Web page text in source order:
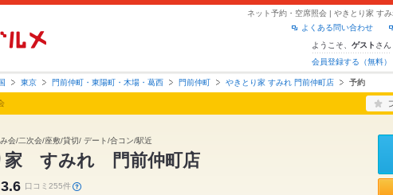
ネット予約・空席照会 | やきとり家 す
よくある問い合わせ
ようこそ、 ゲスト さん
会員登録する（無料）
東京 門前仲町・東陽町・木場・葛西 門前仲町 やきとり家 すみれ 門前仲町店 予約
会/二次会/座敷/貸切/ デート/合コン/駅近
家 すみれ 門前仲町店
3.6 口コミ255件